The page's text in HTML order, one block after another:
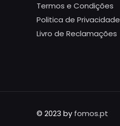
Termos e Condições
Politica de Privacidade
Livro de Reclamações
© 2023 by fomos.pt